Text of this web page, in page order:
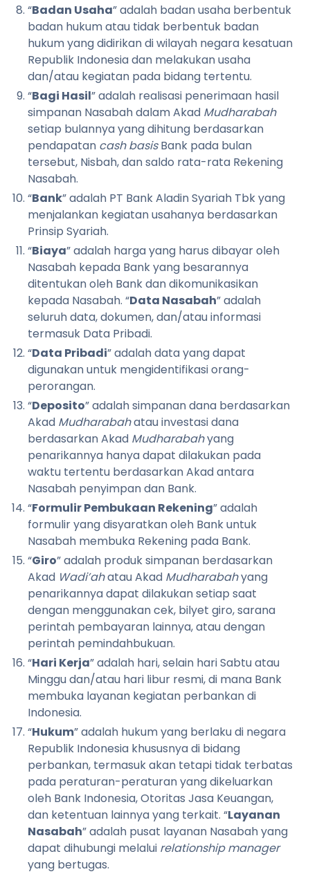
“Badan Usaha” adalah badan usaha berbentuk
badan hukum atau tidak berbentuk badan
hukum yang didirikan di wilayah negara kesatuan
Republik Indonesia dan melakukan usaha
dan/atau kegiatan pada bidang tertentu.
“Bagi Hasil” adalah realisasi penerimaan hasil
simpanan Nasabah dalam Akad Mudharabah
setiap bulannya yang dihitung berdasarkan
pendapatan cash basisBank pada bulan
tersebut, Nisbah, dan saldo rata-rata Rekening
Nasabah.
“Bank” adalah PT Bank Aladin Syariah Tbk yang
menjalankan kegiatan usahanya berdasarkan
Prinsip Syariah.
“Biaya” adalah harga yang harus dibayar oleh
Nasabah kepada Bank yang besarannya
ditentukan oleh Bank dan dikomunikasikan
kepada Nasabah. “Data Nasabah” adalah
seluruh data, dokumen, dan/atau informasi
termasuk Data Pribadi.
“Data Pribadi” adalah data yang dapat
digunakan untuk mengidentifikasi orang-
perorangan.
“Deposito” adalah simpanan dana berdasarkan
Akad Mudharabahatau investasi dana
berdasarkan Akad Mudharabahyang
penarikannya hanya dapat dilakukan pada
waktu tertentu berdasarkan Akad antara
Nasabah penyimpan dan Bank.
“Formulir Pembukaan Rekening” adalah
formulir yang disyaratkan oleh Bank untuk
Nasabah membuka Rekening pada Bank.
“Giro” adalah produk simpanan berdasarkan
Akad Wadi’ahatau Akad Mudharabahyang
penarikannya dapat dilakukan setiap saat
dengan menggunakan cek, bilyet giro, sarana
perintah pembayaran lainnya, atau dengan
perintah pemindahbukuan.
“Hari Kerja” adalah hari, selain hari Sabtu atau
Minggu dan/atau hari libur resmi, di mana Bank
membuka layanan kegiatan perbankan di
Indonesia.
“Hukum” adalah hukum yang berlaku di negara
Republik Indonesia khususnya di bidang
perbankan, termasuk akan tetapi tidak terbatas
pada peraturan-peraturan yang dikeluarkan
oleh Bank Indonesia, Otoritas Jasa Keuangan,
dan ketentuan lainnya yang terkait. “Layanan
Nasabah” adalah pusat layanan Nasabah yang
dapat dihubungi melalui relationship manager
yang bertugas.